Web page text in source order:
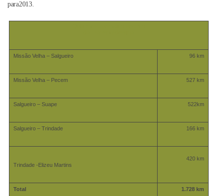
para2013.
Missão Velha – Salgueiro 96 km
Missão Velha – Pecem 527 km
Salgueiro – Suape 522km
Salgueiro – Trindade 166 km
Trindade -Elizeu Martins
420 km
Total 1.728 km